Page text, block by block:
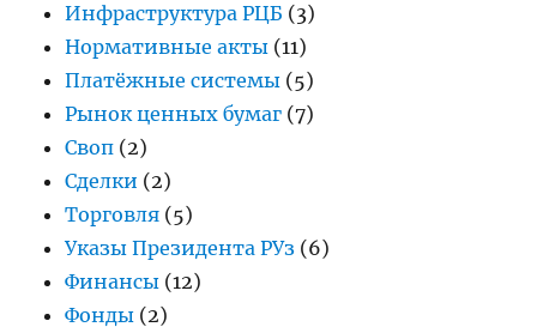
Инфраструктура РЦБ (3)
Нормативные акты (11)
Платёжные системы (5)
Рынок ценных бумаг (7)
Своп (2)
Сделки (2)
Торговля (5)
Указы Президента РУз (6)
Финансы (12)
Фонды (2)